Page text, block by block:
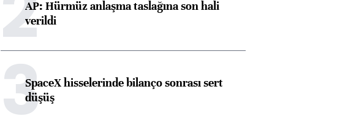
AP: Hürmüz anlaşma taslağına son hali
verildi
3SpaceX hisselerinde bilanço sonrası sert
düşüş